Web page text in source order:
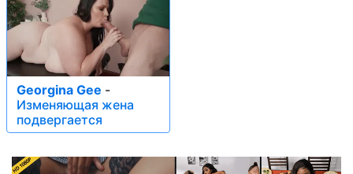
Georgina Gee -
Изменяющая жена
подвергается